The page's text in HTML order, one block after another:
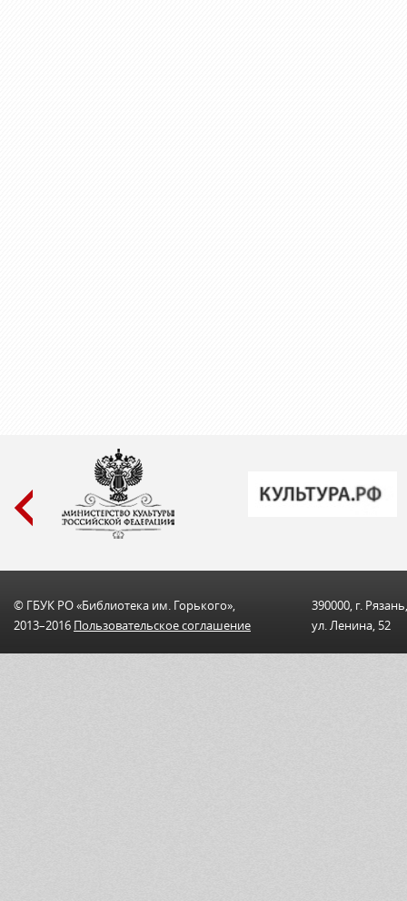
© ГБУК РО «Библиотека им. Горького»,
2013–2016 Пользовательскоe соглашениe
390000, г. Рязань,
ул. Ленина, 52